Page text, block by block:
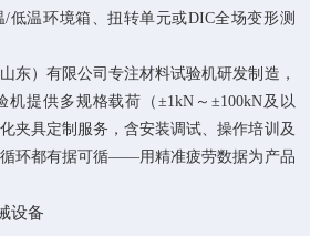
温环境箱、扭转单元或DIC全场变形测
）有限公司专注材料试验机研发制造，
机提供多规格载荷（±1kN～±100kN及以
夹具定制服务，含安装调试、操作培训及
环都有据可循——用精准疲劳数据为产品
设备